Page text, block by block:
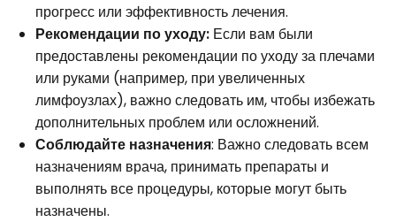
прогресс или эффективность лечения.
Рекомендации по уходу: Если вам были
предоставлены рекомендации по уходу за плечами
или руками (например, при увеличенных
лимфоузлах), важно следовать им, чтобы избежать
дополнительных проблем или осложнений.
Соблюдайте назначения: Важно следовать всем
назначениям врача, принимать препараты и
выполнять все процедуры, которые могут быть
назначены.